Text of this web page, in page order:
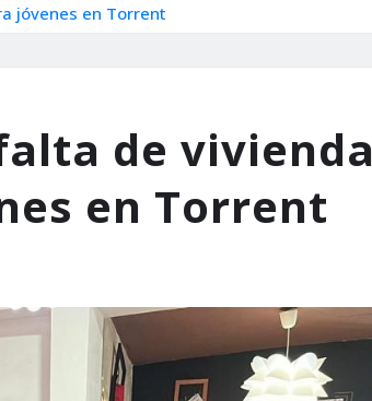
jóvenes en Torrent
de vivienda
en Torrent